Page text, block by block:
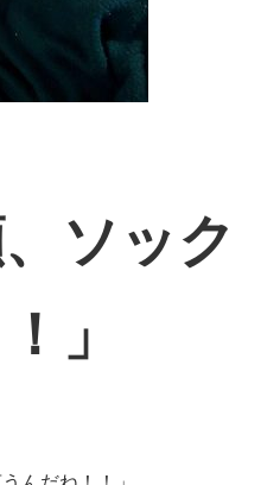
ソック
」